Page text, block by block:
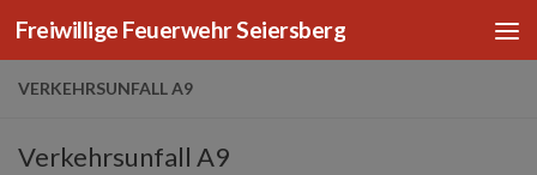
Zum Inhalt springen
Freiwillige Feuerwehr Seiersberg
VERKEHRSUNFALL A9
Verkehrsunfall A9